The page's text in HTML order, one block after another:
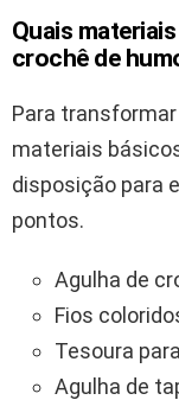
Quais
crochê de
Para
materiais
disposição para
pontos.
Agulha de
Fios
Tesoura
Agulha de